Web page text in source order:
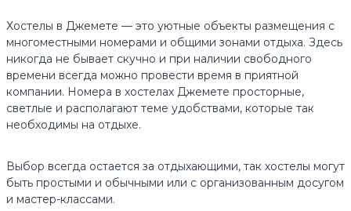
Хостелы в Джемете — это уютные объекты размещения с
многоместными номерами и общими зонами отдыха. Здесь
никогда не бывает скучно и при наличии свободного
времени всегда можно провести время в приятной
компании. Номера в хостелах Джемете просторные,
светлые и располагают теме удобствами, которые так
необходимы на отдыхе.
Выбор всегда остается за отдыхающими, так хостелы могут
быть простыми и обычными или с организованным досугом
и мастер-классами.